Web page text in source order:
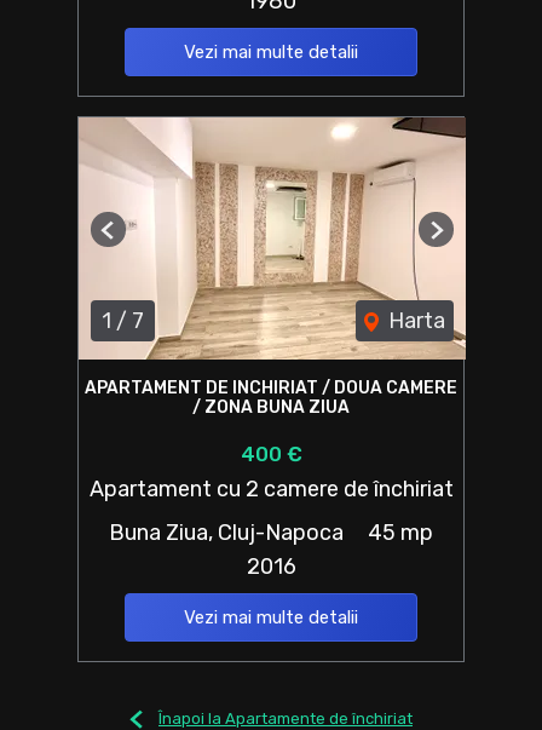
Vezi mai multe detalii
1 / 7 Harta
Previous Next
APARTAMENT DE INCHIRIAT / DOUA CAMERE
/ ZONA BUNA ZIUA
400 €
Apartament cu 2 camere de închiriat
Buna Ziua, Cluj-Napoca
45 mp
2016
Vezi mai multe detalii
Înapoi la Apartamente de închiriat